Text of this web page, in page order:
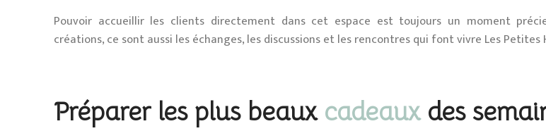
Pouvoir accueillir les clients directement dans cet espace est toujours un moment
créations, ce sont aussi les échanges, les discussions et les rencontres qui font vivre Les Petites
Préparer les plus beaux cadeauxdes